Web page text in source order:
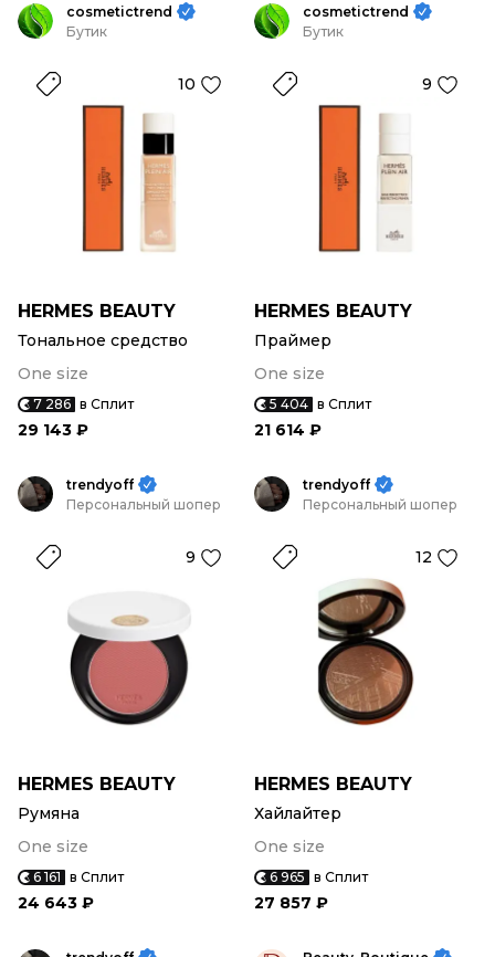
cosmetictrend
Бутик
10
HERMES BEAUTY
Тональное средство
One size
7 286 в Сплит
29 143 ₽
cosmetictrend
Бутик
9
HERMES BEAUTY
Праймер
One size
5 404 в Сплит
21 614 ₽
trendyoff
Персональный шопер
9
HERMES BEAUTY
Румяна
One size
6 161 в Сплит
24 643 ₽
trendyoff
Персональный шопер
12
HERMES BEAUTY
Хайлайтер
One size
6 965 в Сплит
27 857 ₽